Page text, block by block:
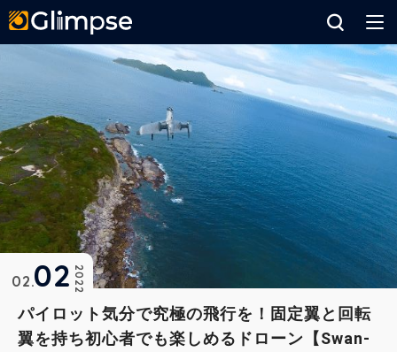
パイロット気分で究極の飛行を！固定翼と回転
翼を持ち初心者でも楽しめるドローン【Swan-
2022
02 02